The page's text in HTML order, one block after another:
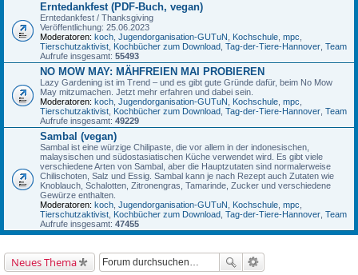
Erntedankfest (PDF-Buch, vegan)
Erntedankfest / Thanksgiving
Veröffentlichung: 25.06.2023
Moderatoren: koch, Jugendorganisation-GUTuN, Kochschule, mpc,
Tierschutzaktivist, Kochbücher zum Download, Tag-der-Tiere-Hannover, Team
Aufrufe insgesamt: 55493
NO MOW MAY: MÄHFREIEN MAI PROBIEREN
Lazy Gardening ist im Trend – und es gibt gute Gründe dafür, beim No Mow
May mitzumachen. Jetzt mehr erfahren und dabei sein.
Moderatoren: koch, Jugendorganisation-GUTuN, Kochschule, mpc,
Tierschutzaktivist, Kochbücher zum Download, Tag-der-Tiere-Hannover, Team
Aufrufe insgesamt: 49229
Sambal (vegan)
Sambal ist eine würzige Chilipaste, die vor allem in der indonesischen,
malaysischen und südostasiatischen Küche verwendet wird. Es gibt viele
verschiedene Arten von Sambal, aber die Hauptzutaten sind normalerweise
Chilischoten, Salz und Essig. Sambal kann je nach Rezept auch Zutaten wie
Knoblauch, Schalotten, Zitronengras, Tamarinde, Zucker und verschiedene
Gewürze enthalten.
Moderatoren: koch, Jugendorganisation-GUTuN, Kochschule, mpc,
Tierschutzaktivist, Kochbücher zum Download, Tag-der-Tiere-Hannover, Team
Aufrufe insgesamt: 47455
Neues Thema